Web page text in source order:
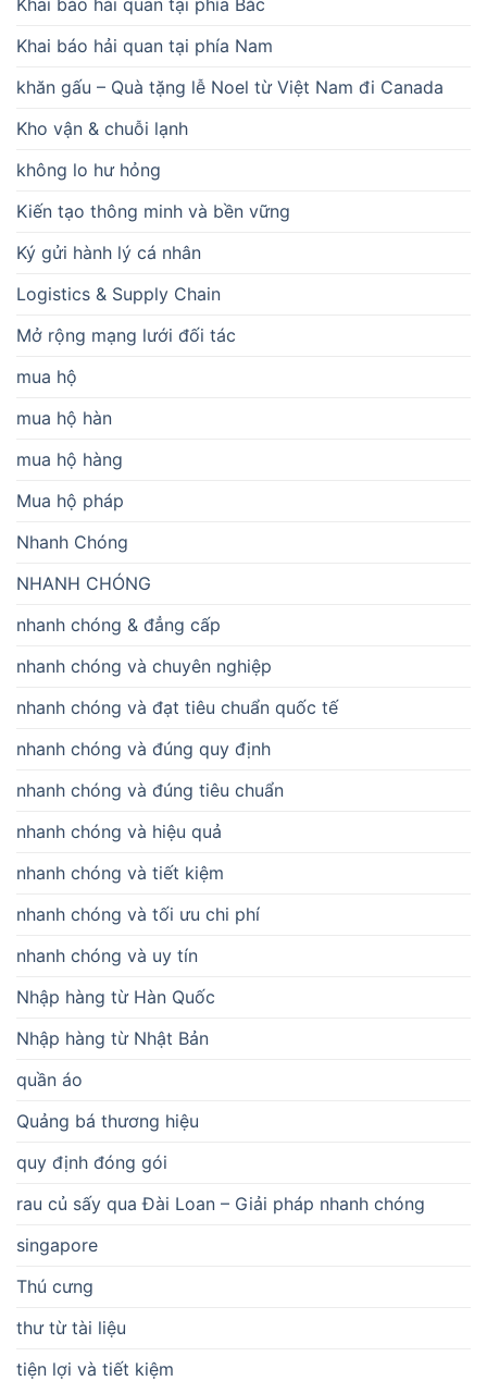
Khai báo hải quan tại phía Nam
khăn gấu – Quà tặng lễ Noel từ Việt Nam đi Canada
Kho vận & chuỗi lạnh
không lo hư hỏng
Kiến tạo thông minh và bền vững
Ký gửi hành lý cá nhân
Logistics & Supply Chain
Mở rộng mạng lưới đối tác
mua hộ
mua hộ hàn
mua hộ hàng
Mua hộ pháp
Nhanh Chóng
NHANH CHÓNG
nhanh chóng & đẳng cấp
nhanh chóng và chuyên nghiệp
nhanh chóng và đạt tiêu chuẩn quốc tế
nhanh chóng và đúng quy định
nhanh chóng và đúng tiêu chuẩn
nhanh chóng và hiệu quả
nhanh chóng và tiết kiệm
nhanh chóng và tối ưu chi phí
nhanh chóng và uy tín
Nhập hàng từ Hàn Quốc
Nhập hàng từ Nhật Bản
quần áo
Quảng bá thương hiệu
quy định đóng gói
rau củ sấy qua Đài Loan – Giải pháp nhanh chóng
singapore
Thú cưng
thư từ tài liệu
tiện lợi và tiết kiệm